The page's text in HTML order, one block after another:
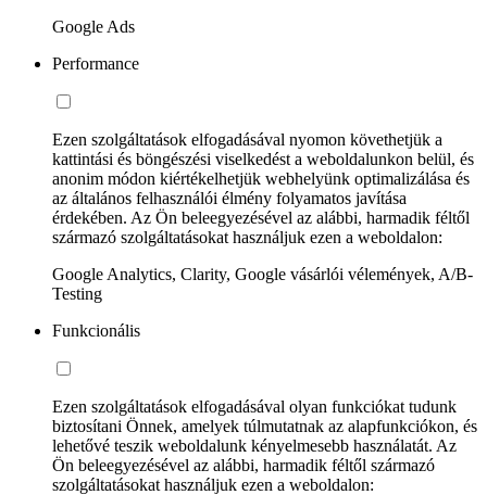
Google Ads
Performance
Ezen szolgáltatások elfogadásával nyomon követhetjük a
kattintási és böngészési viselkedést a weboldalunkon belül, és
anonim módon kiértékelhetjük webhelyünk optimalizálása és
az általános felhasználói élmény folyamatos javítása
érdekében. Az Ön beleegyezésével az alábbi, harmadik féltől
származó szolgáltatásokat használjuk ezen a weboldalon:
Google Analytics, Clarity, Google vásárlói vélemények, A/B-
Testing
Funkcionális
Ezen szolgáltatások elfogadásával olyan funkciókat tudunk
biztosítani Önnek, amelyek túlmutatnak az alapfunkciókon, és
lehetővé teszik weboldalunk kényelmesebb használatát. Az
Ön beleegyezésével az alábbi, harmadik féltől származó
szolgáltatásokat használjuk ezen a weboldalon: